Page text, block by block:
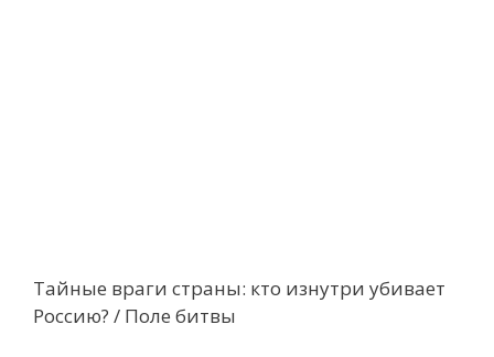
Тайные враги страны: кто изнутри убивает
Россию? / Поле битвы